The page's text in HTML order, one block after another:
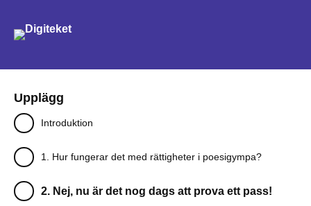
Upplägg
Introduktion
1. Hur fungerar det med rättigheter i poesigympa?
2. Nej, nu är det nog dags att prova ett pass!